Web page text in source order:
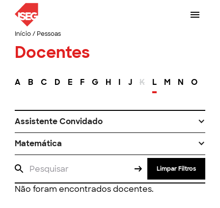
Início/ Pessoas
Docentes
A B C D E F G H I J K L M N O
Assistente Convidado
Matemática
Limpar Filtros
Não foram encontrados docentes.